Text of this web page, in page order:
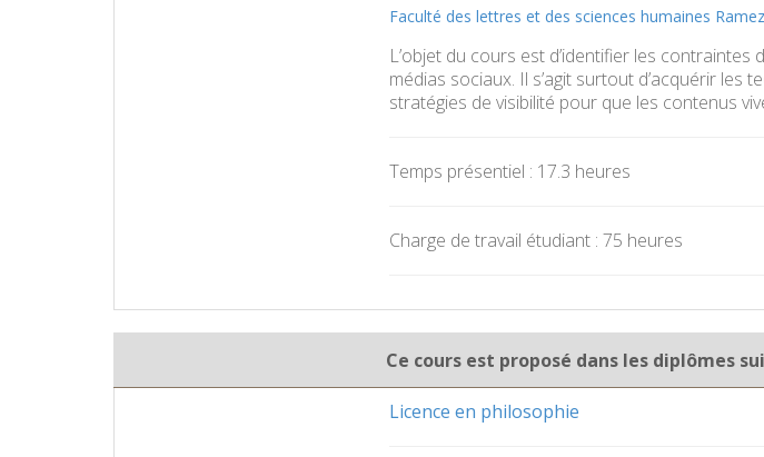
Faculté des lettres et des sciences humaines
L’objet du cours est d’identifier les
médias sociaux. Il s’agit surtout d’acquérir
stratégies de visibilité pour que les contenus
Temps présentiel : 17.3 heures
Charge de travail étudiant : 75 heures
Ce cours est proposé dans les diplômes
Licence en philosophie